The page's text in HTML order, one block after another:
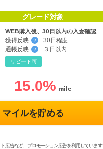
グレード対象
WEB購入後、30日以内の入金確認
獲得反映
？ : 30日程度
通帳反映
？ : ３日以内
リピート可
15.0%
マイルを貯める
広告など、プロモーション広告を利用しています